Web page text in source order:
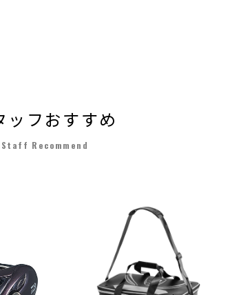
ッフおすすめ
Staff Recommend